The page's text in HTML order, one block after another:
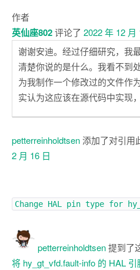
作者
英仙座802评论了 2022 年 12 月
谢谢安迪。经过仔细研究，我
清楚你说的是什么。我看不到
为我制作一个修改过的文件作
实认为这应该在源代码中实现
petterreinholdtsen添加了对引用
2 月 16 日
Change HAL pin type for
petterreinholdtsen提到了
将 hy_gt_vfd.fault-info 的 HAL